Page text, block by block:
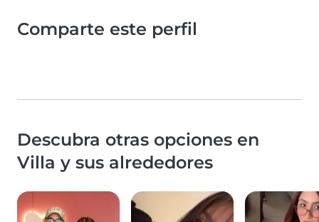
Comparte este perfil
Descubra otras opciones en
Villa y sus alrededores